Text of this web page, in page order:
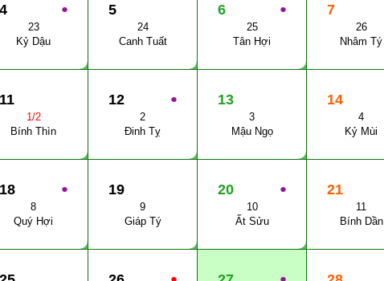
●
4
23
Kỷ Dậu
5
24
Canh Tuất
●
6
25
Tân Hợi
7
26
Nhâm Tý
11
1/2
Bính Thìn
●
12
2
Đinh Tỵ
13
3
Mậu Ngọ
14
4
Kỷ Mùi
●
18
8
Quý Hợi
19
9
Giáp Tý
●
20
10
Ất Sửu
21
11
Bính Dần
● ●